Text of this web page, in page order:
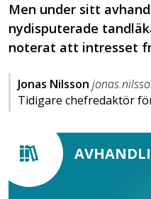
Men under sitt
nydisputerade
noterat att intresset
Jonas Nilsson
Tidigare chefredaktör